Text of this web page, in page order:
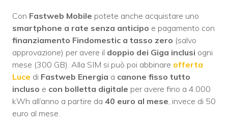
Con Fastweb Mobile potete anche acquistare uno
smartphone a rate senza anticipo e pagamento con
finanziamento Findomestic a tasso zero (salvo
approvazione) per avere il doppio dei Giga inclusi ogni
mese (300 GB). Alla SIM si può poi abbinare offerta
Luce di Fastweb Energia a canone fisso tutto
incluso e con bolletta digitale per avere fino a 4.000
kWh all’anno a partire da 40 euro al mese, invece di 50
euro al mese.